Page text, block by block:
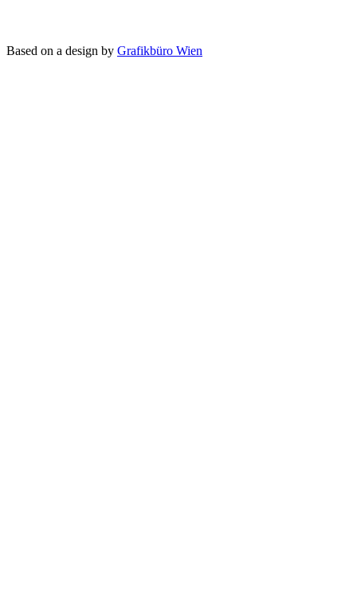
Based on a design by Grafikbüro Wien